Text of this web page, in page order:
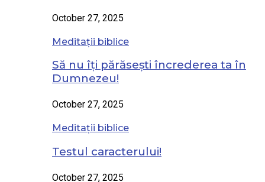
October 27, 2025
Meditații biblice
Să nu îți părăsești încrederea ta în
Dumnezeu!
October 27, 2025
Meditații biblice
Testul caracterului!
October 27, 2025